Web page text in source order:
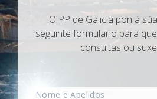
O PP de Galicia pon á
seguinte formulario para
consultas ou